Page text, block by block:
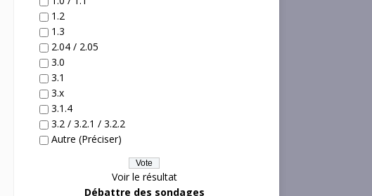
1.2
1.3
2.04 / 2.05
3.0
3.1
3.x
3.1.4
3.2 / 3.2.1 / 3.2.2
Autre (Préciser)
Voir le résultat
Débattre des sondages